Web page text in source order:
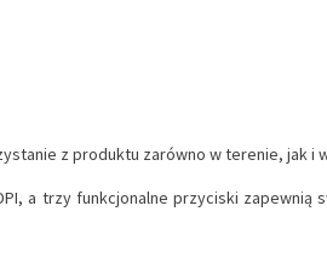
z produktu zarówno w terenie, jak i
a trzy funkcjonalne przyciski